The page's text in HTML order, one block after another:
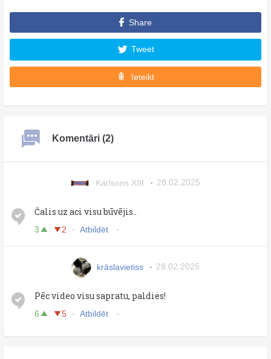
Share
Tweet
Ieteikt
Komentāri (2)
Karlsons XIII 28.02.2025
Čalis uz aci visu būvējis..
3 2 Atbildēt
krāslavietiss 28.02.2025
Pēc video visu sapratu, paldies!
6 5 Atbildēt